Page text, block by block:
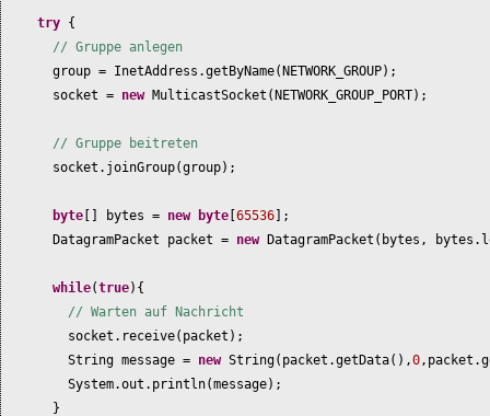
try {
// Gruppe anlegen
group = InetAddress.getByName( NETWORK_GROUP) ;
socket = new MulticastSocket ( NETWORK_GROUP_PORT) ;
// Gruppe beitreten
socket.joinGroup(group) ;
byte bytes = new byte 65536
;
DatagramPacket packet = new DatagramPacket ( bytes,
while(true){
// Warten auf Nachricht
socket.receive( packet ) ;
String message = new String( packet.getData() ,0
System.out.println(message) ;
}